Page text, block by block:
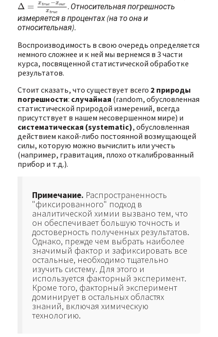
Δ = xtrue −xour
xtrue
Δ= xt ue−xourxt rue
. Относительная погрешность
измеряется в процентах (на то она и
относительная).
Воспроизводимость в свою очередь определяется
немного сложнее и к ней мы вернемся в 3 части
курса, посвященной статистической обработке
результатов.
Стоит сказать, что существует всего 2 природы
погрешности: случайная (random, обусловленная
статистической природой измерений, всегда
присутствует в нашем несовершенном мире) и
систематическая (systematic), обусловленная
действием какой-либо постоянной возмущающей
силы, которую можно вычислить или учесть
(например, гравитация, плохо откалиброванный
прибор и т.д.).
Примечание. Распространенность
"фиксированного" подход в
аналитической химии вызвано тем, что
он обеспечивает большую точность и
достоверность полученных результатов.
Однако, прежде чем выбрать наиболее
значимый фактор и зафиксировать все
остальные, необходимо тщательно
изучить систему. Для этого и
используется факторный эксперимент.
Кроме того, факторный эксперимент
доминирует в остальных областях
знаний, включая химическую
технологию.